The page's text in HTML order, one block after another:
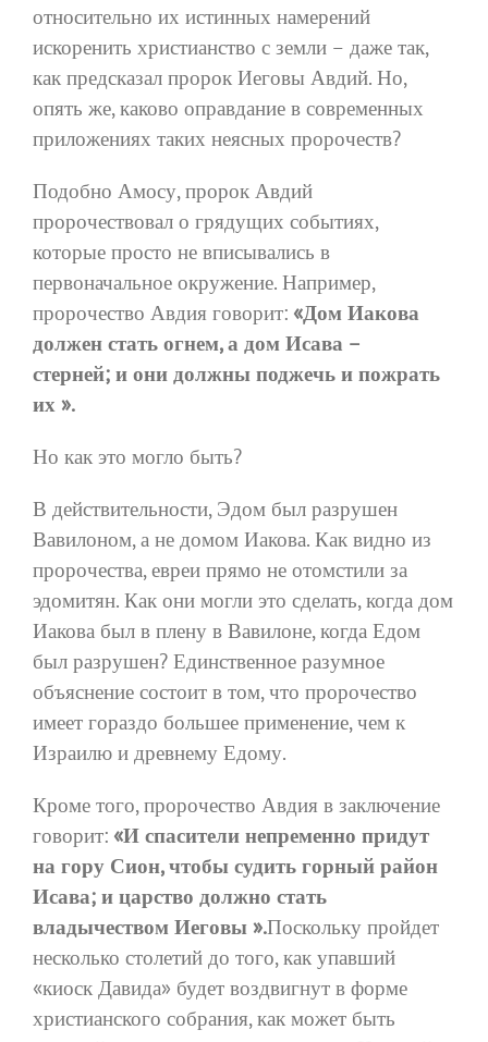
относительно их истинных намерений
искоренить христианство с земли – даже так,
как предсказал пророк Иеговы Авдий. Но,
опять же, каково оправдание в современных
приложениях таких неясных пророчеств?
Подобно Амосу, пророк Авдий
пророчествовал о грядущих событиях,
которые просто не вписывались в
первоначальное окружение. Например,
пророчество Авдия говорит: «Дом Иакова
должен стать огнем, а дом Исава –
стерней; и они должны поджечь и пожрать
их ».
Но как это могло быть?
В действительности, Эдом был разрушен
Вавилоном, а не домом Иакова. Как видно из
пророчества, евреи прямо не отомстили за
эдомитян. Как они могли это сделать, когда дом
Иакова был в плену в Вавилоне, когда Едом
был разрушен? Единственное разумное
объяснение состоит в том, что пророчество
имеет гораздо большее применение, чем к
Израилю и древнему Едому.
Кроме того, пророчество Авдия в заключение
говорит: «И спасители непременно придут
на гору Сион, чтобы судить горный район
Исава; и царство должно стать
владычеством Иеговы ».Поскольку пройдет
несколько столетий до того, как упавший
«киоск Давида» будет воздвигнут в форме
христианского собрания, как может быть